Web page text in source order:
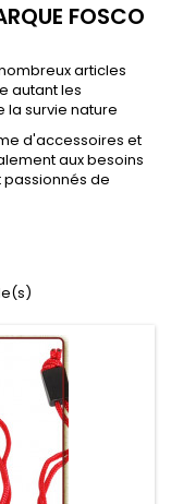
FOSCO
articles
autant les
la survie nature
d'accessoires et
aux besoins
passionnés de